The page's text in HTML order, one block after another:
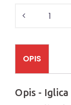
OPIS
Opis -